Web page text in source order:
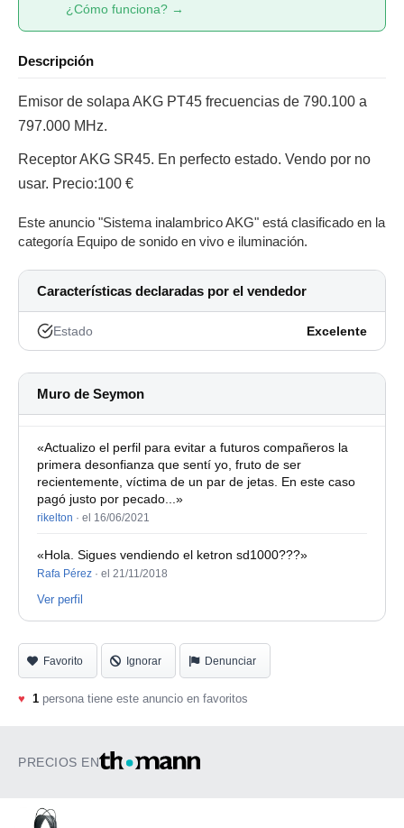
¿Cómo funciona? →
Descripción
Emisor de solapa AKG PT45 frecuencias de 790.100 a
797.000 MHz.
Receptor AKG SR45. En perfecto estado. Vendo por no
usar. Precio:100 €
Este anuncio "Sistema inalambrico AKG" está clasificado en la
categoría Equipo de sonido en vivo e iluminación.
Características declaradas por el vendedor
Estado Excelente
Muro de Seymon
«Actualizo el perfil para evitar a futuros compañeros la
primera desonfianza que sentí yo, fruto de ser
recientemente, víctima de un par de jetas. En este caso
pagó justo por pecado...»
rikelton · el 16/06/2021
«Hola. Sigues vendiendo el ketron sd1000???»
Rafa Pérez · el 21/11/2018
Ver perfil
Favorito Ignorar Denunciar
♥ 1 persona tiene este anuncio en favoritos
PRECIOS EN